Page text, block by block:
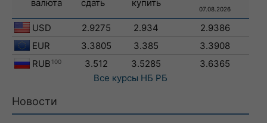
валюта сдать купить
07.08.2026
USD 2.9275 2.934
2.9386
EUR
3.3805 3.385
3.3908
RUB 100 3.512 3.5285
3.6365
Все курсы НБ РБ
Новости